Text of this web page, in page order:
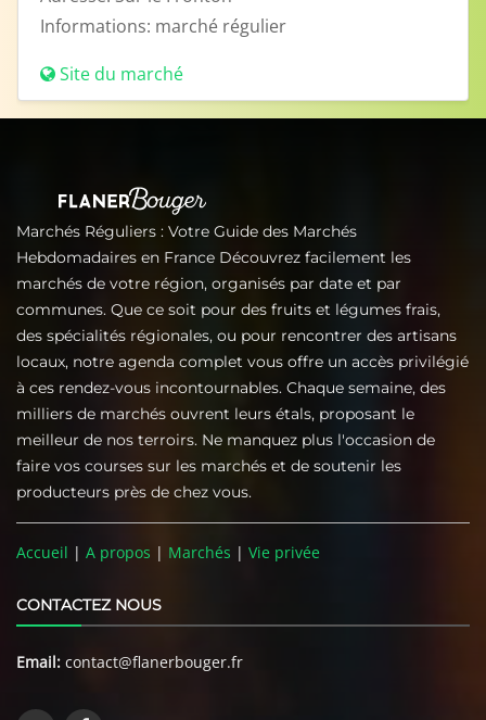
Informations: marché régulier
Site du marché
Marchés Réguliers : Votre Guide des Marchés
Hebdomadaires en France Découvrez facilement les
marchés de votre région, organisés par date et par
communes. Que ce soit pour des fruits et légumes frais,
des spécialités régionales, ou pour rencontrer des artisans
locaux, notre agenda complet vous offre un accès privilégié
à ces rendez-vous incontournables. Chaque semaine, des
milliers de marchés ouvrent leurs étals, proposant le
meilleur de nos terroirs. Ne manquez plus l'occasion de
faire vos courses sur les marchés et de soutenir les
producteurs près de chez vous.
Accueil | A propos | Marchés | Vie privée
CONTACTEZ NOUS
Email: contact@flanerbouger.fr